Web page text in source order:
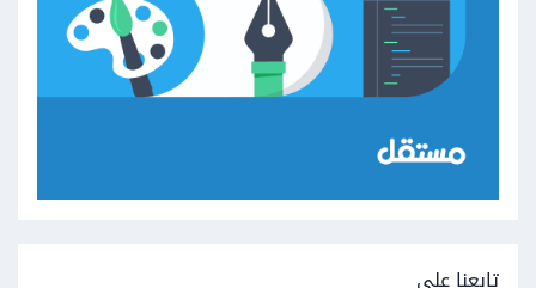
تابعنا على